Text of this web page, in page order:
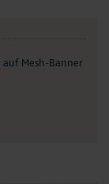
auf Mesh-Banner